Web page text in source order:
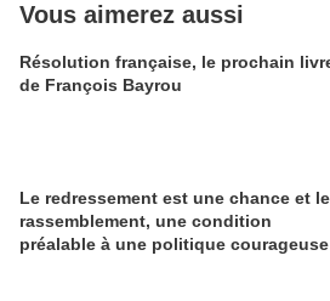
Vous aimerez aussi
Résolution française, le prochain
de François Bayrou
Le redressement est une chance et le
rassemblement, une condition
préalable à une politique courageuse